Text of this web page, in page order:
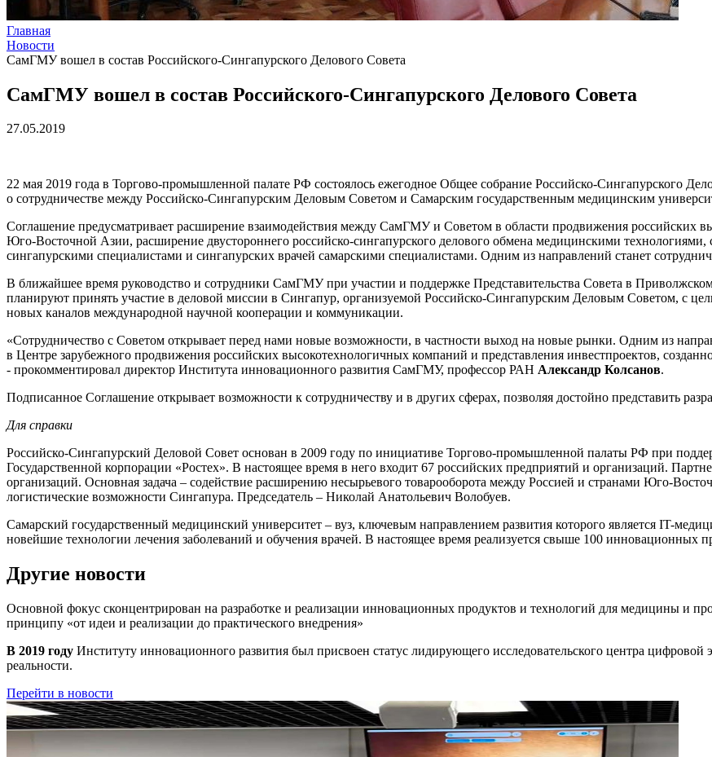
Главная
Новости
СамГМУ вошел в состав Российского-Сингапурского Делового Совета
СамГМУ вошел в состав Российского-Сингапурского Делового Совета
27.05.2019
22 мая 2019 года в Торгово-промышленной палате РФ состоялось ежегодное Общее собрание Российско-Сингапурского
о сотрудничестве между Российско-Сингапурским Деловым Советом и Самарским государственным медицинским
Соглашение предусматривает расширение взаимодействия между СамГМУ и Советом в области продвижения российских
Юго-Восточной Азии, расширение двустороннего российско-сингапурского делового обмена медицинскими технологиями,
сингапурскими специалистами и сингапурских врачей самарскими специалистами. Одним из направлений станет
В ближайшее время руководство и сотрудники СамГМУ при участии и поддержке Представительства Совета в
планируют принять участие в деловой миссии в Сингапур, организуемой Российско-Сингапурским Деловым Советом, с
новых каналов международной научной кооперации и коммуникации.
«Сотрудничество с Советом открывает перед нами новые возможности, в частности выход на новые рынки. Одним из
в Центре зарубежного продвижения российских высокотехнологичных компаний и представления инвестпроектов,
- прокомментировал директор Института инновационного развития СамГМУ, профессор РАН Александр Колсанов.
Подписанное Соглашение открывает возможности к сотрудничеству и в других сферах, позволяя достойно представить
Для справки
Российско-Сингапурский Деловой Совет основан в 2009 году по инициативе Торгово-промышленной палаты РФ при
Государственной корпорации «Ростех». В настоящее время в него входит 67 российских предприятий и организаций.
организаций. Основная задача – содействие расширению несырьевого товарооборота между Россией и странами Юго-
логистические возможности Сингапура. Председатель – Николай Анатольевич Волобуев.
Самарский государственный медицинский университет – вуз, ключевым направлением развития которого является IT-
новейшие технологии лечения заболеваний и обучения врачей. В настоящее время реализуется свыше 100 инновационных
Другие новости
Основной фокус сконцентрирован на разработке и реализации инновационных продуктов и технологий для медицины и
принципу «от идеи и реализации до практического внедрения»
В 2019 году Институту инновационного развития был присвоен статус лидирующего исследовательского центра
реальности.
Перейти в новости